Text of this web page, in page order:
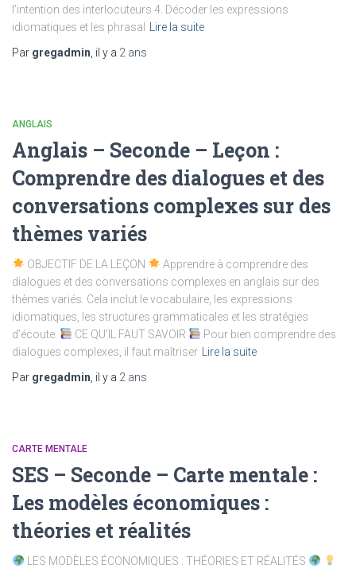
l’intention des interlocuteurs 4. Décoder les expressions
idiomatiques et les phrasal
Lire la suite
Par gregadmin , il y a 2 ans
ANGLAIS
Anglais – Seconde – Leçon :
Comprendre des dialogues et des
conversations complexes sur des
thèmes variés
OBJECTIF DE LA LEÇON
Apprendre à comprendre des
dialogues et des conversations complexes en anglais sur des
thèmes variés. Cela inclut le vocabulaire, les expressions
idiomatiques, les structures grammaticales et les stratégies
d’écoute.
CE QU’IL FAUT SAVOIR
Pour bien comprendre des
dialogues complexes, il faut maîtriser
Lire la suite
Par gregadmin , il y a 2 ans
CARTE MENTALE
SES – Seconde – Carte mentale :
Les modèles économiques :
théories et réalités
LES MODÈLES ÉCONOMIQUES : THÉORIES ET RÉALITÉS